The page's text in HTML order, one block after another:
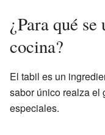
¿Para qué
cocina?
El tabil es un
sabor único realza el
especiales.